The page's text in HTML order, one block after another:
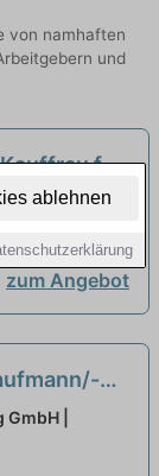
ablehnen
von namhaften
und
für
D) neu
Remchingen
zum Angebot
(m/w/d)
|